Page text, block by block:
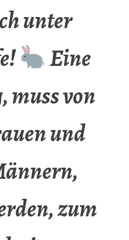
unter
Eine
muss von
und
zum